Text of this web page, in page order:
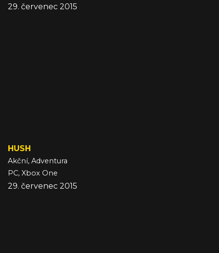
29. červenec 2015
HUSH
Akční, Adventura
PC, Xbox One
29. červenec 2015